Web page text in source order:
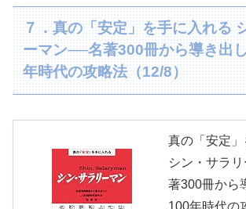
７．真の「安定」を手に入れる
ーマン──名著300冊から導き出
年時代の攻略法（12/8）
真の「安定
シン・サラ
著300冊から
100年時代の